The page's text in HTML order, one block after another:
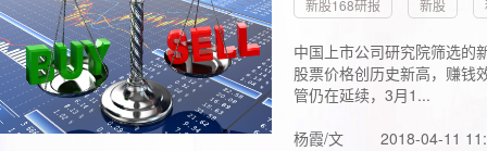
新股168研报 新股
中国上市公司研究院筛选的
股票价格创历史新高，赚钱
管仍在延续，3月1...
杨霞/文
2018-04-11